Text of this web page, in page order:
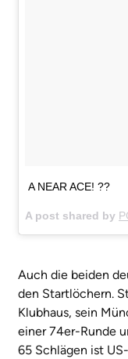
A NEAR ACE! ??
A post shared by
Auch die beiden
den Startlöchern.
Klubhaus, sein
einer 74er-Runde
65 Schlägen ist